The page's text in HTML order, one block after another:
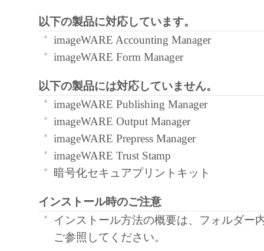
ア」を使用させることはできません。
(2) お客様は、「本ソフトウェア」の全部
正、改変、逆コンパイル、逆アセンブル、
このような行為をさせてはなりません。
３．著作権表示
お客様は、「本ソフトウェア」に含まれる
キヤノンのライセンサーの著作権表示を変
しくは削除してはなりません。
４．所有権
「本ソフトウェア」に係る権原および所有
によりキヤノンまたはキヤノンのライセン
す。
５．輸出
以下の製品に対応しています。
imageWARE Accounting Manager
imageWARE Form Manager
以下の製品には対応していません。
imageWARE Publishing Manager
imageWARE Output Manager
imageWARE Prepress Manager
imageWARE Trust Stamp
暗号化セキュアプリントキット
インストール時のご注意
インストール方法の概要は、フォルダー
ご参照してください。